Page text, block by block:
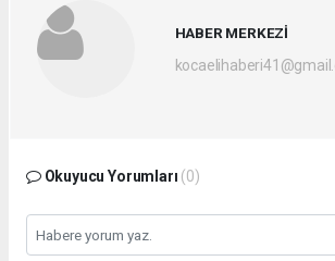
HABER MERKEZİ
Okuyucu Yorumları (0)